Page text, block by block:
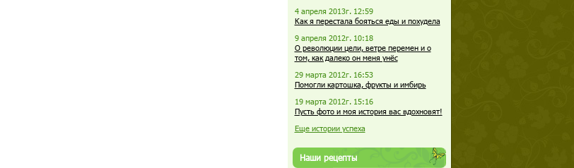
4 апреля 2013г. 12:59
Как я перестала бояться еды и похудела
9 апреля 2012г. 10:18
О революции цели, ветре перемен и о
том, как далеко он меня унёс
29 марта 2012г. 16:53
Помогли картошка, фрукты и имбирь
19 марта 2012г. 15:16
Пусть фото и моя история вас вдохновят!
Еще истории успеха
Наши рецепты